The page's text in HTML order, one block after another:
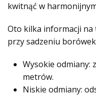
kwitnąć w
Oto kilka informacji na
przy sadzeniu
Wysokie odmiany:
metrów.
Niskie odmiany: